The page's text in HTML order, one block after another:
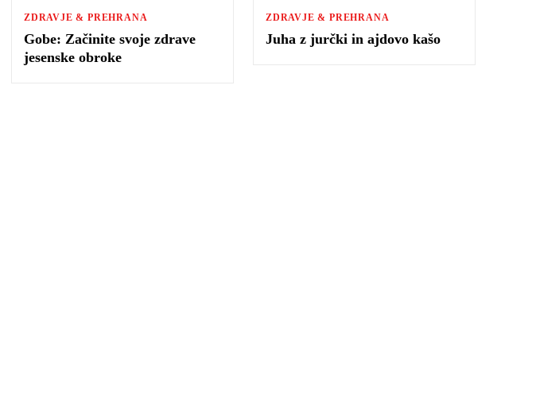
ZDRAVJE & PREHRANA
Gobe: Začinite svoje zdrave
jesenske obroke
ZDRAVJE & PREHRANA
Juha z jurčki in ajdovo kašo